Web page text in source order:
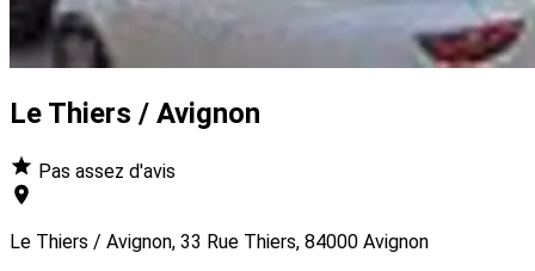
Le Thiers / Avignon
Pas assez d'avis
Le Thiers / Avignon, 33 Rue Thiers, 84000 Avignon